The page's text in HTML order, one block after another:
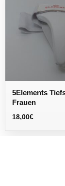
5Elements
Frauen
18,00€